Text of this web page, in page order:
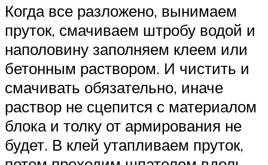
Когда все разложено, вынимаем
пруток, смачиваем штробу водой и
наполовину заполняем клеем или
бетонным раствором. И чистить и
смачивать обязательно, иначе
раствор не сцепится с материалом
блока и толку от армирования не
будет. В клей утапливаем пруток,